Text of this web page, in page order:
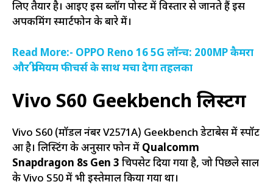
लिए तैयार है। आइए इस ब्लॉग पोस्ट में विस्तार से जानते हैं इस
अपकमिंग स्मार्टफोन के बारे में।
Read More:- OPPO Reno 16 5G लॉन्च: 200MP कैमरा
और प्रीमियम फीचर्स के साथ मचा देगा तहलका
Vivo S60 Geekbench लिस्टिंग
Vivo S60 (मॉडल नंबर V2571A) Geekbench डेटाबेस में स्पॉट
हुआ है। लिस्टिंग के अनुसार फोन में Qualcomm
Snapdragon 8s Gen 3 चिपसेट दिया गया है, जो पिछले साल
के Vivo S50 में भी इस्तेमाल किया गया था।